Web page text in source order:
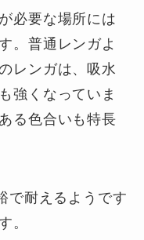
必要な場所には
。普通レンガよ
レンガは、吸水
強くなっていま
る色合いも特長
で耐えるようです
。